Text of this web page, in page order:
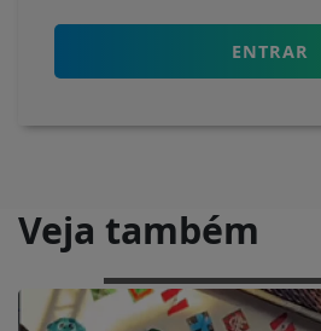
ENTRAR
Veja também